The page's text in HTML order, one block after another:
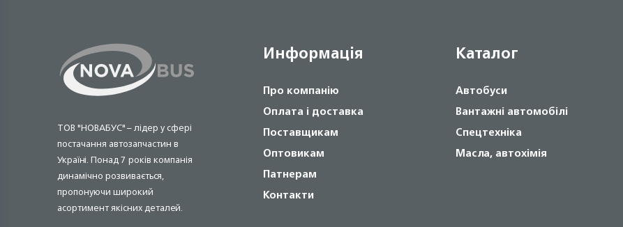
ТОВ "НОВАБУС" – лідер у сфері
постачання автозапчастин в
Україні. Понад 7 років компанія
динамічно розвивається,
пропонуючи широкий
асортимент якісних деталей.
Информація
Про компанію
Оплата і доставка
Поставщикам
Оптовикам
Патнерам
Контакти
Каталог
Автобуси
Вантажні автомобілі
Спецтехніка
Масла, автохімія